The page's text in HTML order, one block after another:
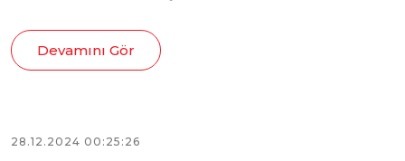
Devamını Gör
28.12.2024 00:25:26